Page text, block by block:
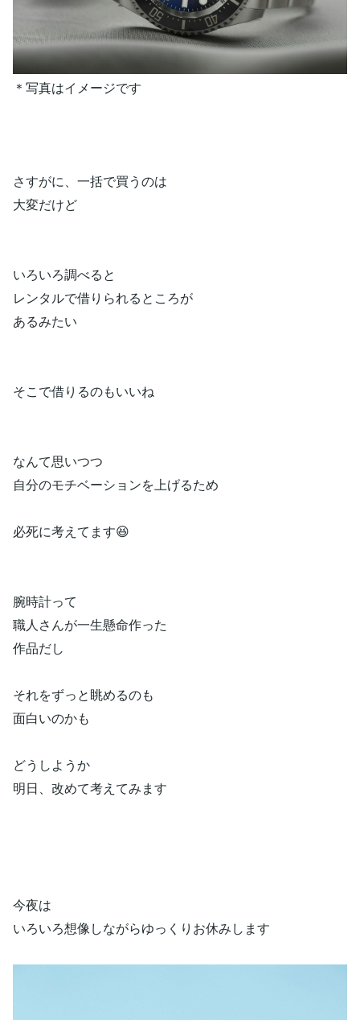
＊写真はイメージです
さすがに、一括で買うのは
大変だけど
いろいろ調べると
レンタルで借りられるところが
あるみたい
そこで借りるのもいいね
なんて思いつつ
自分のモチベーションを上げるため
必死に考えてます😆
腕時計って
職人さんが一生懸命作った
作品だし
それをずっと眺めるのも
面白いのかも
どうしようか
明日、改めて考えてみます
今夜は
いろいろ想像しながらゆっくりお休みします